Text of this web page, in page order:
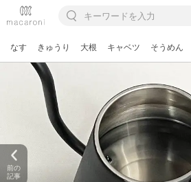
なす きゅうり 大根 キャベツ そうめん
前の
記事